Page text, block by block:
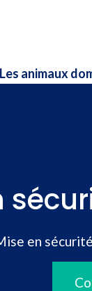
Les animaux
en